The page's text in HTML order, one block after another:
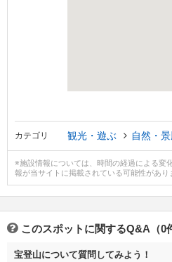
カテゴリ 観光・遊ぶ 自然・
※施設情報については、時間の経過による変
報が当サイトに掲載されている可能性があり
このスポットに関するQ&A（0
宝登山について質問してみよう！